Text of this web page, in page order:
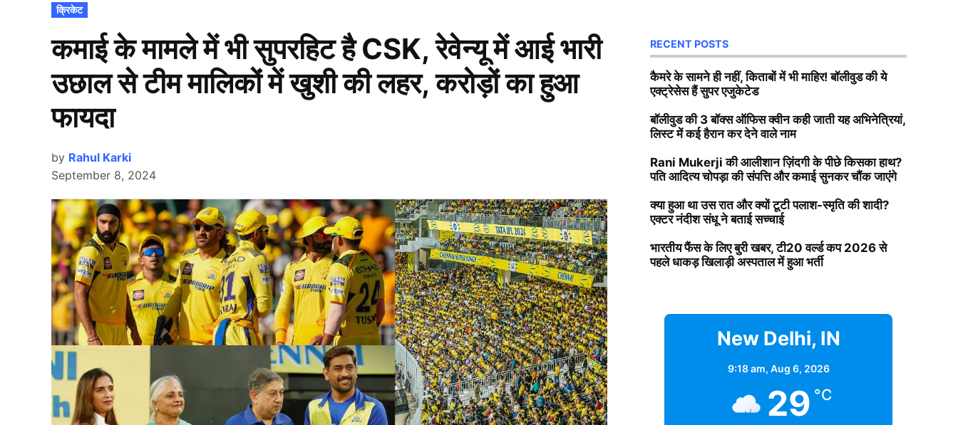
POSTED
IN
क्रिकेट
कमाई के मामले में भी सुपरहिट है CSK, रेवेन्यू में आई भारी
उछाल से टीम मालिकों में खुशी की लहर, करोड़ों का हुआ
फायदा
by Rahul Karki
September 8, 2024
RECENT POSTS
कैमरे के सामने ही नहीं, किताबों में भी माहिर! बॉलीवुड की ये
एक्ट्रेसेस हैं सुपर एजुकेटेड
बॉलीवुड की 3 बॉक्स ऑफिस क्वीन कही जाती यह अभिनेत्रियां,
लिस्ट में कई हैरान कर देने वाले नाम
Rani Mukerji की आलीशान ज़िंदगी के पीछे किसका हाथ?
पति आदित्य चोपड़ा की संपत्ति और कमाई सुनकर चौंक जाएंगे
क्या हुआ था उस रात और क्यों टूटी पलाश-स्मृति की शादी?
एक्टर नंदीश संधू ने बताई सच्चाई
भारतीय फैंस के लिए बुरी खबर, टी20 वर्ल्ड कप 2026 से
पहले धाकड़ खिलाड़ी अस्पताल में हुआ भर्ती
New Delhi, IN
9:18 am, Aug 6, 2026
29 °C